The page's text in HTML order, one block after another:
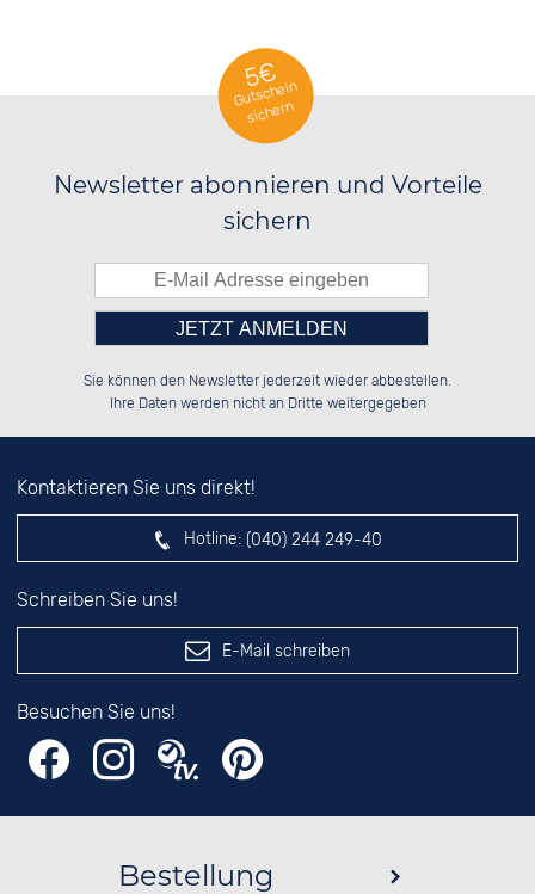
5€
Gutschein
sichern
Newsletter abonnieren und Vorteile
sichern
░░░░██░░██░░██░░░░░░██░░██░░░░░░
░░████░░██████░░░░████░░██████░░
██░░░░░░░░░░██░░██░░░░░░██░░██░░
Bitte tragen Sie die Zahl in
das nebenstehende Feld ein.
Sie können den Newsletter jederzeit wieder abbestellen.
Ihre Daten werden nicht an Dritte weitergegeben
Kontaktieren Sie uns direkt!
Hotline: (040) 244 249-40
Schreiben Sie uns!
E-Mail schreiben
Besuchen Sie uns!
Bestellung